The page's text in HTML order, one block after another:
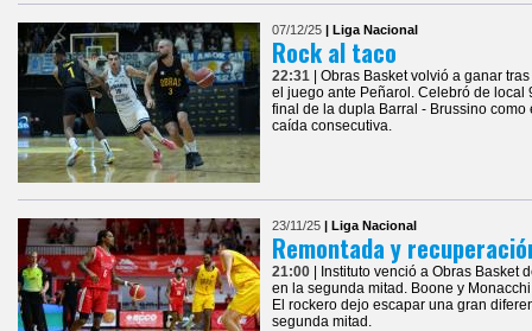
07/12/25 | Liga Nacional
Rock al taco
22:31
| Obras Basket volvió a ganar
el juego ante Peñarol. Celebró de local
final de la dupla Barral - Brussino
caída consecutiva.
23/11/25 | Liga Nacional
Remontada y
21:00
| Instituto venció a Obras Basket
en la segunda mitad. Boone y
El rockero dejo escapar una gran
segunda mitad.